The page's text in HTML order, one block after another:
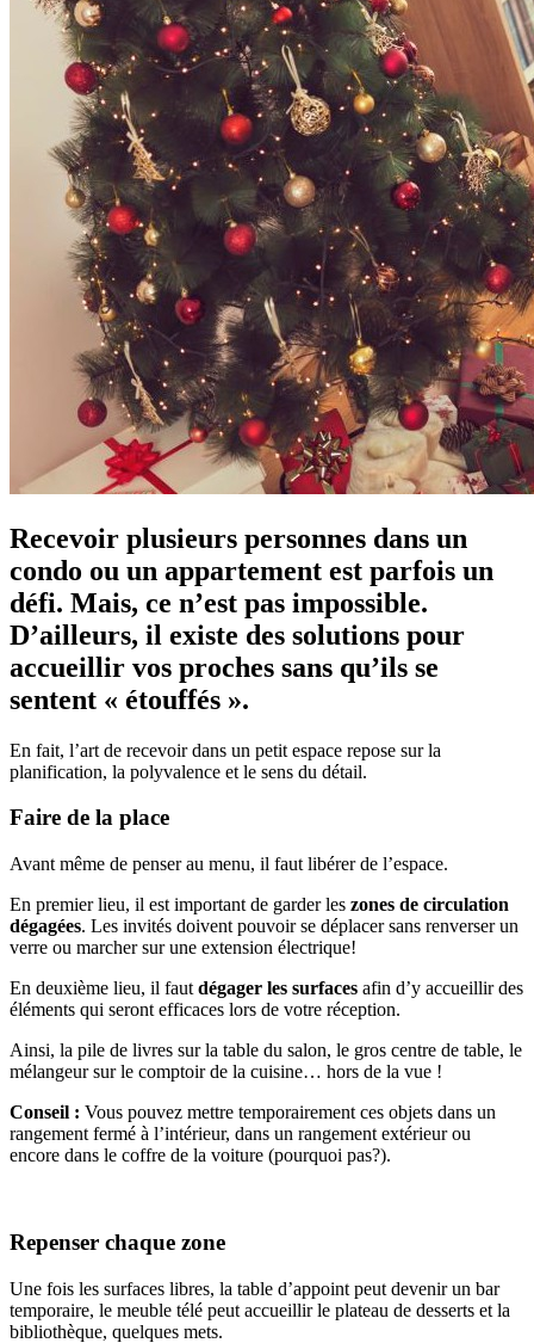
Recevoir plusieurs personnes dans un
condo ou un appartement est parfois un
défi. Mais, ce n’est pas impossible.
D’ailleurs, il existe des solutions pour
accueillir vos proches sans qu’ils se
sentent « étouffés ».
En fait, l’art de recevoir dans un petit espace repose sur la
planification, la polyvalence et le sens du détail.
Faire de la place
Avant même de penser au menu, il faut libérer de l’espace.
En premier lieu, il est important de garder les zones de circulation
dégagées. Les invités doivent pouvoir se déplacer sans renverser un
verre ou marcher sur une extension électrique!
En deuxième lieu, il faut dégager les surfaces afin d’y accueillir des
éléments qui seront efficaces lors de votre réception.
Ainsi, la pile de livres sur la table du salon, le gros centre de table, le
mélangeur sur le comptoir de la cuisine… hors de la vue !
Conseil : Vous pouvez mettre temporairement ces objets dans un
rangement fermé à l’intérieur, dans un rangement extérieur ou
encore dans le coffre de la voiture (pourquoi pas?).
Repenser chaque zone
Une fois les surfaces libres, la table d’appoint peut devenir un bar
temporaire, le meuble télé peut accueillir le plateau de desserts et la
bibliothèque, quelques mets.